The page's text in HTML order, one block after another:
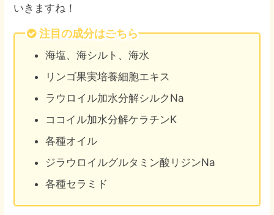
いきますね！
注目の成分はこちら
海塩、海シルト、海水
リンゴ果実培養細胞エキス
ラウロイル加水分解シルクNa
ココイル加水分解ケラチンK
各種オイル
ジラウロイルグルタミン酸リジンNa
各種セラミド